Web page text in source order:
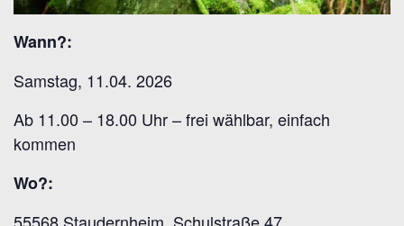
Wann?:
Samstag, 11.04. 2026
Ab 11.00 – 18.00 Uhr – frei wählbar, einfach
kommen
Wo?:
55568 Staudernheim. Schulstraße 47